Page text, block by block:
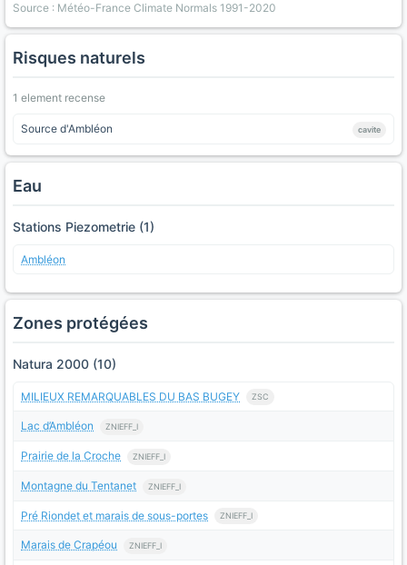
Source : Météo-France Climate Normals 1991-2020
Risques naturels
1 element recense
Source d'Ambléon cavite
Eau
Stations Piezometrie (1)
Ambléon
Zones protégées
Natura 2000 (10)
MILIEUX REMARQUABLES DU BAS BUGEY ZSC
Lac d’Ambléon ZNIEFF_I
Prairie de la Croche ZNIEFF_I
Montagne du Tentanet ZNIEFF_I
Pré Riondet et marais de sous-portes ZNIEFF_I
Marais de Crapéou ZNIEFF_I